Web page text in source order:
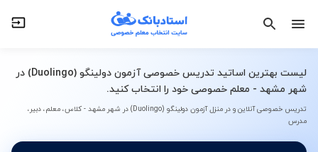
لیست بهترین اساتید تدریس خصوصی آزمون دولینگو (Duolingo) در
شهر مشهد - معلم خصوصی خود را انتخاب کنید.
تدریس خصوصی آنلاین و در منزل آزمون دولینگو (Duolingo) در شهر مشهد - کلاس، معلم، دبیر،
مدرس